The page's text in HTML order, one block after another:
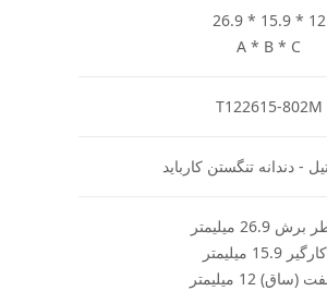
26.9 * 15.9 * 12
A * B * C
T122615-802M
- دندانه تنگستن کارباید
26.9 میلیمتر
15.9 میلیمتر
12 میلیمتر